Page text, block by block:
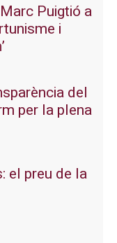
Puigtió a
i
del
per la plena
el preu de la